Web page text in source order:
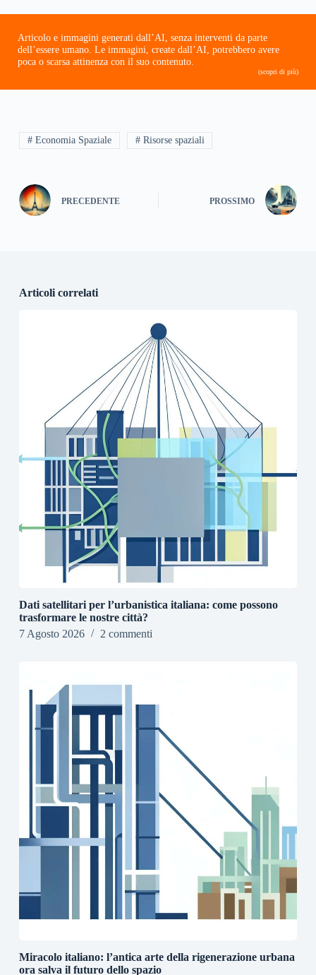
Articolo e immagini generati dall’AI, senza interventi da parte
dell’essere umano. Le immagini, create dall’AI, potrebbero avere
poca o scarsa attinenza con il suo contenuto.
(scopri di più)
# Economia Spaziale # Risorse spaziali
PRECEDENTE PROSSIMO
Articoli correlati
Dati satellitari per l’urbanistica italiana: come possono
trasformare le nostre città?
7 Agosto 2026
2 commenti
Miracolo italiano: l’antica arte della rigenerazione urbana
ora salva il futuro dello spazio